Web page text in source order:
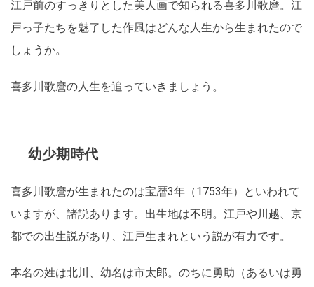
江戸前のすっきりとした美人画で知られる喜多川歌麿。江
戸っ子たちを魅了した作風はどんな人生から生まれたので
しょうか。
喜多川歌麿の人生を追っていきましょう。
幼少期時代
喜多川歌麿が生まれたのは宝暦3年（1753年）といわれて
いますが、諸説あります。出生地は不明。江戸や川越、京
都での出生説があり、江戸生まれという説が有力です。
本名の姓は北川、幼名は市太郎。のちに勇助（あるいは勇